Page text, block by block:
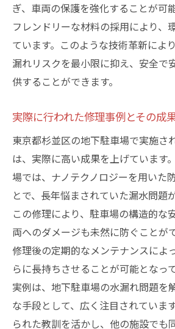
ぎ、車両の保護を強化することが可
フレンドリーな材料の採用により、
ています。このような技術革新によ
漏れリスクを最小限に抑え、安全で
供することができます。
実際に行われた修理事例とその成
東京都杉並区の地下駐車場で実施さ
は、実際に高い成果を上げています
場では、ナノテクノロジーを用いた
とで、長年悩まされていた漏水問題
この修理により、駐車場の構造的な
両へのダメージも未然に防ぐことが
修理後の定期的なメンテナンスによ
らに長持ちさせることが可能となっ
実例は、地下駐車場の水漏れ問題を
な手段として、広く注目されていま
られた教訓を活かし、他の施設でも